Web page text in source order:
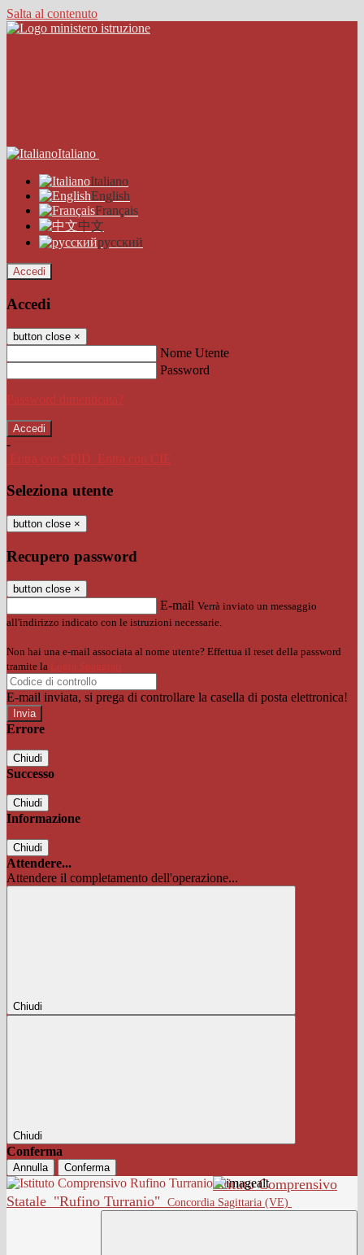
Salta al contenuto
Italiano
Italiano
English
Français
中文
русский
Accedi
Accedi
button close ×
Nome Utente
Password
Password dimenticata?
-
Entra con SPID
Entra con CIE
Seleziona utente
button close ×
Recupero password
button close ×
E-mail Verrà inviato un messaggio
all'indirizzo indicato con le istruzioni necessarie.
Non hai una e-mail associata al nome utente? Effettua il reset della password
tramite la Login Spaggiari
E-mail inviata, si prega di controllare la casella di posta elettronica!
Errore
Chiudi
Successo
Chiudi
Informazione
Chiudi
Attendere...
Attendere il completamento dell'operazione...
Chiudi
Chiudi
Conferma
Annulla Conferma
Istituto Comprensivo
Statale "Rufino Turranio" Concordia Sagittaria (VE)